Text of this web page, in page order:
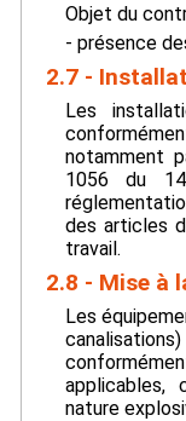
Objet du
- présence
2.7 -
Les
notamment
1056 du
des articles
travail.
2.8 - Mise à
Les
nature